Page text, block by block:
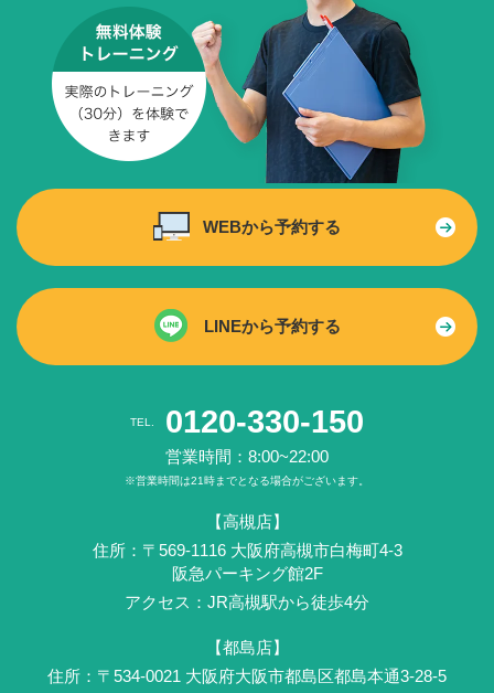
WEBから予約する
LINEから予約する
TEL. 0120-330-150
営業時間：8:00~22:00
※営業時間は21時までとなる場合がございます。
【高槻店】
住所：〒569-1116 ⼤阪府⾼槻市白梅町4-3
阪急パーキング館2F
アクセス：JR⾼槻駅から徒歩4分
【都島店】
住所：〒534-0021 大阪府大阪市都島区都島本通3-28-5